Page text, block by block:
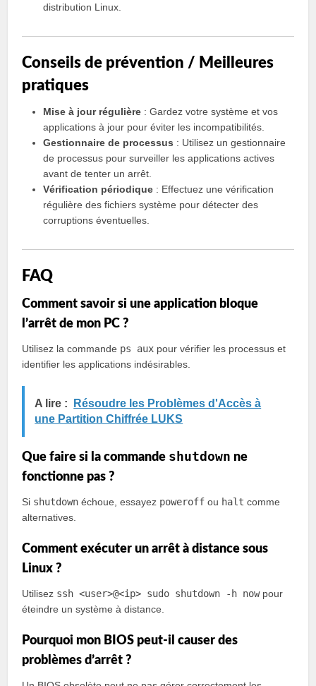
distribution Linux.
Conseils de prévention / Meilleures
pratiques
Mise à jour régulière : Gardez votre système et vos
applications à jour pour éviter les incompatibilités.
Gestionnaire de processus : Utilisez un gestionnaire
de processus pour surveiller les applications actives
avant de tenter un arrêt.
Vérification périodique : Effectuez une vérification
régulière des fichiers système pour détecter des
corruptions éventuelles.
FAQ
Comment savoir si une application bloque
l’arrêt de mon PC ?
Utilisez la commande ps aux pour vérifier les processus et
identifier les applications indésirables.
A lire :
Résoudre les Problèmes d'Accès à
une Partition Chiffrée LUKS
Que faire si la commande shutdown ne
fonctionne pas ?
Si shutdown échoue, essayez poweroff ou halt comme
alternatives.
Comment exécuter un arrêt à distance sous
Linux ?
Utilisez ssh <user>@<ip> sudo shutdown -h nowpour
éteindre un système à distance.
Pourquoi mon BIOS peut-il causer des
problèmes d’arrêt ?